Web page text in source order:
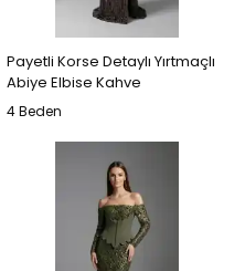
Payetli Korse Detaylı Yırtmaçlı
Abiye Elbise Kahve
4 Beden